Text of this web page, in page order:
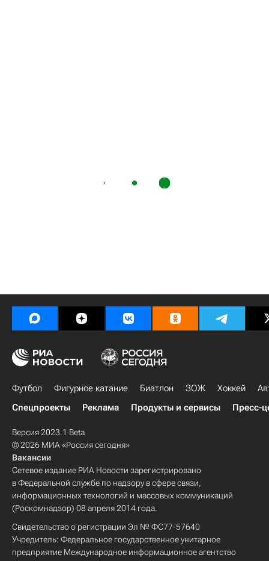
Футбол Фигурное катание Биатлон ЗОЖ Хоккей
Спецпроекты
Реклама Продукты и сервисы Пресс-
Версия 2023.1 Beta
© 2026 МИА «Россия сегодня»
Вакансии
Сетевое издание РИА Новости зарегистрировано
в Федеральной службе по надзору в сфере связи,
информационных технологий и массовых коммуникаций
(Роскомнадзор) 08 апреля 2014 года.
Свидетельство о регистрации Эл № ФС77-57640
Учредитель: Федеральное государственное унитарное
предприятие Международное информационное агентство